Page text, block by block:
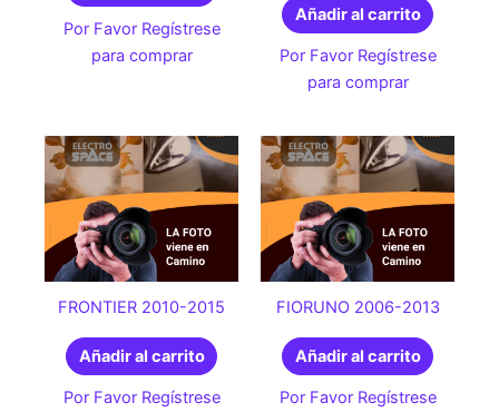
Por Favor Regístrese
para comprar
Añadir al carrito
Por Favor Regístrese
para comprar
FRONTIER 2010-2015
Añadir al carrito
Por Favor Regístrese
FIORUNO 2006-2013
Añadir al carrito
Por Favor Regístrese